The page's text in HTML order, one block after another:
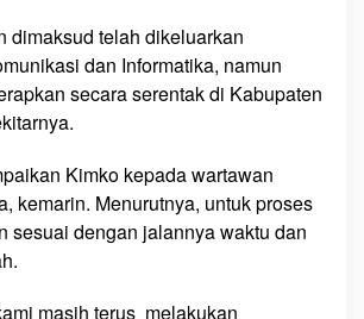
l
o
g
T
l
a
h
r
dimaksud telah dikeluarkan
dan Informatika, namun
secara serentak di Kabupaten
Kimko kepada wartawan
kemarin. Menurutnya, untuk proses
sesuai dengan jalannya waktu dan
masih terus melakukan